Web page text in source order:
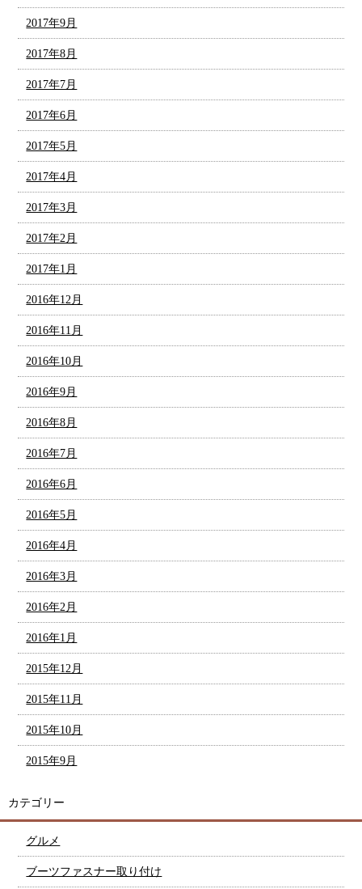
2017年9月
2017年8月
2017年7月
2017年6月
2017年5月
2017年4月
2017年3月
2017年2月
2017年1月
2016年12月
2016年11月
2016年10月
2016年9月
2016年8月
2016年7月
2016年6月
2016年5月
2016年4月
2016年3月
2016年2月
2016年1月
2015年12月
2015年11月
2015年10月
2015年9月
カテゴリー
グルメ
ブーツファスナー取り付け